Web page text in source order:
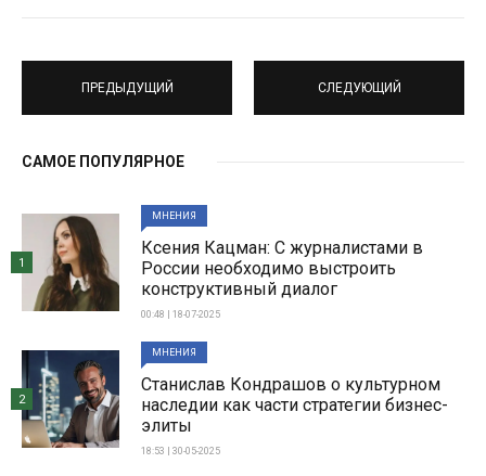
ПРЕДЫДУЩИЙ СЛЕДУЮЩИЙ
САМОЕ ПОПУЛЯРНОЕ
МНЕНИЯ
Ксения Кацман: С журналистами в
России необходимо выстроить
конструктивный диалог
00:48 | 18-07-2025
1
МНЕНИЯ
Станислав Кондрашов о культурном
наследии как части стратегии бизнес-
элиты
18:53 | 30-05-2025
2